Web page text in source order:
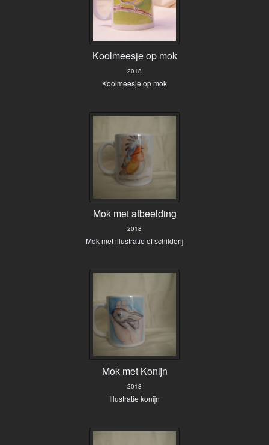
Koolmeesje op mok
2018
Koolmeesje op mok
Mok met afbeelding
2018
Mok met illustratie of schilderij
Mok met Konijn
2018
Illustratie konijn